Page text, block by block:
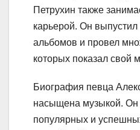
Петрухин также
карьерой. Он выпустил
альбомов и провел
которых показал свой
Биография певца
насыщена музыкой. Он
популярных и